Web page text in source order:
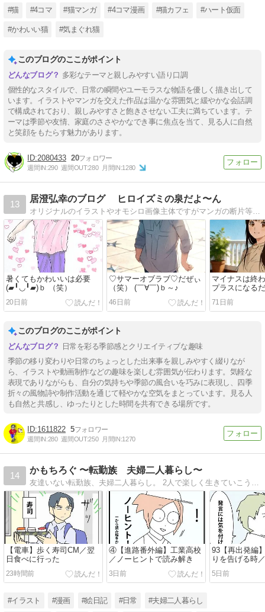
#猫 #4コマ #猫マンガ #4コマ漫画 #猫カフェ #ハート仮面
#かわいい猫 #気まぐれ猫
このブログのここがポイント
多彩なテーマと親しみやすい語り口調
個性的なスタイルで、日常の瞬間やユーモラスな物語を優しく描き出して
います。イラストやマンガを交えた作品は温かな雰囲気と緩やかな会話調
で構成されており、親しみやすさと飽きさせない工夫に満ちています。テ
ーマは季節や友情、家庭のささやかなでき事に焦点を当て、見る人に自然
と笑顔をもたらす魅力があります。
2080433 20
週間IN:290 週間OUT:280 月間IN:1280
13
居澄弘幸のブログ ヒロイズミの泉だよ〜ん
オリジナルのイラストやオモシロ画像主体ですがマンガの断片等も少し載せています。
暑くてもかわいいは必要
(▰╹◡╹▰)ｂ （笑）
20日前
♡サマーオブラブ♡だぜぃ
（笑） (￣∀￣)ｂ～♪
46日前
マイナスは終
プラスになる
♪(￣∀￣)ｂ
71日前
このブログのここがポイント
日常を彩る季節感とクリエイティブな趣味
季節の移り変わりや日常のちょっとした出来事を親しみやすく綴りなが
ら、イラストや動画制作などの趣味を楽しむ雰囲気が伝わります。気軽な
表現でありながらも、自分の気持ちや季節の風合いを巧みに表現し、四季
折々の風物詩や制作活動を通じて軽やかな空気をまとっています。見る人
も自然と共感し、ゆったりとした時間を共有できる場所です。
1611822 5
週間IN:280 週間OUT:250 月間IN:1270
14
かもちろぐ 〜転勤族 夫婦二人暮らし〜
友達いない転勤族、夫婦二人暮らし。 2人で楽しく生きていこうと決めました。 日常の事など。
【電車】歩く寿司CM／翌
日食べに行った
23時間前
④【進路番外編】工業高校
／ノーヒントで読み解き
3日前
93【再出発編
りを告げる時
なる時９
5日前
#イラスト #漫画 #絵日記 #日常 #夫婦二人暮らし